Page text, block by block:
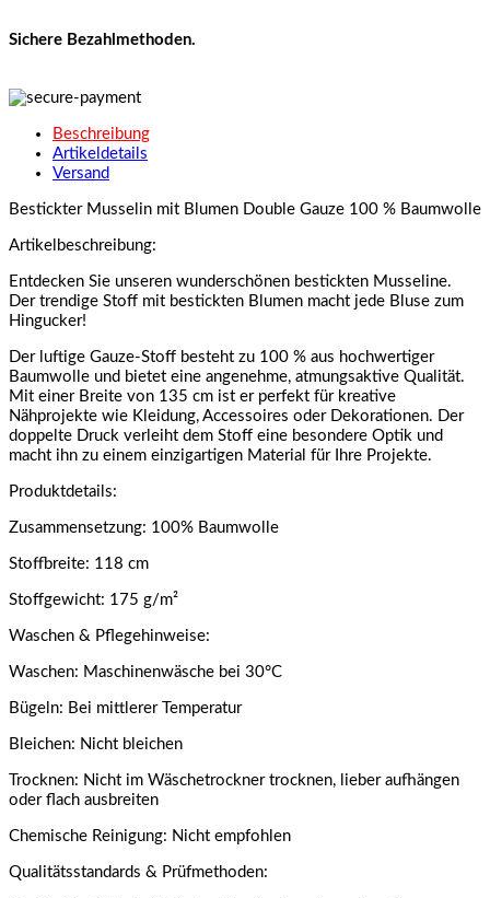
Sichere Bezahlmethoden.
Beschreibung
Artikeldetails
Versand
Bestickter Musselin mit Blumen Double Gauze 100 % Baumwolle
Artikelbeschreibung:
Entdecken Sie unseren wunderschönen bestickten Musseline.
Der trendige Stoff mit bestickten Blumen macht jede Bluse zum
Hingucker!
Der luftige Gauze-Stoff besteht zu 100 % aus hochwertiger
Baumwolle und bietet eine angenehme, atmungsaktive Qualität.
Mit einer Breite von 135 cm ist er perfekt für kreative
Nähprojekte wie Kleidung, Accessoires oder Dekorationen. Der
doppelte Druck verleiht dem Stoff eine besondere Optik und
macht ihn zu einem einzigartigen Material für Ihre Projekte.
Produktdetails:
Zusammensetzung: 100% Baumwolle
Stoffbreite: 118 cm
Stoffgewicht: 175 g/m²
Waschen & Pflegehinweise:
Waschen: Maschinenwäsche bei 30°C
Bügeln: Bei mittlerer Temperatur
Bleichen: Nicht bleichen
Trocknen: Nicht im Wäschetrockner trocknen, lieber aufhängen
oder flach ausbreiten
Chemische Reinigung: Nicht empfohlen
Qualitätsstandards & Prüfmethoden: